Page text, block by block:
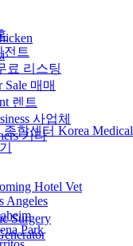
전트
료 리스팅
Sale 매매
렌트
사업체
기타
Hotel Vet
Angeles
Park
합센터 Korea Medical
Surgery